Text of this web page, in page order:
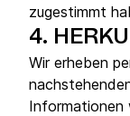
zugestimmt
4.
Wir erheben
Informationen